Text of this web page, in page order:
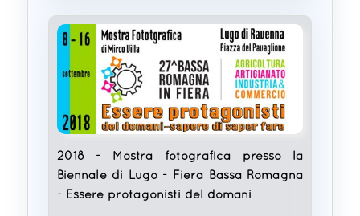
2018 - Mostra fotografica presso la
Biennale di Lugo - Fiera Bassa Romagna
- Essere protagonisti del domani